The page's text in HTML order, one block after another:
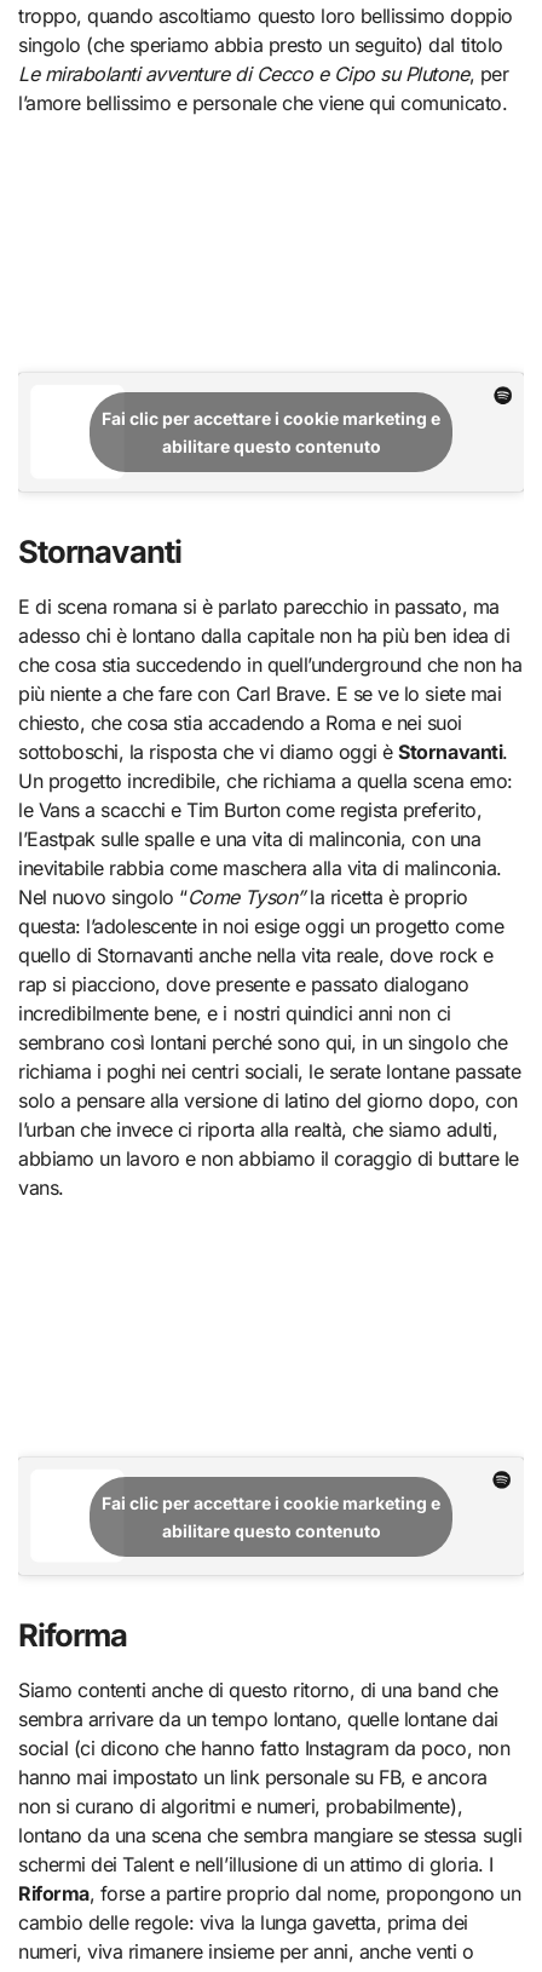
troppo, quando ascoltiamo questo loro bellissimo doppio
singolo (che speriamo abbia presto un seguito) dal titolo
Le mirabolanti avventure di Cecco e Cipo su Plutone, per
l’amore bellissimo e personale che viene qui comunicato.
Fai clic per accettare i cookie marketing e
abilitare questo contenuto
Stornavanti
E di scena romana si è parlato parecchio in passato, ma
adesso chi è lontano dalla capitale non ha più ben idea di
che cosa stia succedendo in quell’underground che non ha
più niente a che fare con Carl Brave. E se ve lo siete mai
chiesto, che cosa stia accadendo a Roma e nei suoi
sottoboschi, la risposta che vi diamo oggi èStornavanti.
Un progetto incredibile, che richiama a quella scena emo:
le Vans a scacchi e Tim Burton come regista preferito,
l’Eastpak sulle spalle e una vita di malinconia, con una
inevitabile rabbia come maschera alla vita di malinconia.
Nel nuovo singolo “Come Tyson”la ricetta è proprio
questa: l’adolescente in noi esige oggi un progetto come
quello di Stornavanti anche nella vita reale, dove rock e
rap si piacciono, dove presente e passato dialogano
incredibilmente bene, e i nostri quindici anni non ci
sembrano così lontani perché sono qui, in un singolo che
richiama i poghi nei centri sociali, le serate lontane passate
solo a pensare alla versione di latino del giorno dopo, con
l’urban che invece ci riporta alla realtà, che siamo adulti,
abbiamo un lavoro e non abbiamo il coraggio di buttare le
vans.
Fai clic per accettare i cookie marketing e
abilitare questo contenuto
Riforma
Siamo contenti anche di questo ritorno, di una band che
sembra arrivare da un tempo lontano, quelle lontane dai
social (ci dicono che hanno fatto Instagram da poco, non
hanno mai impostato un link personale su FB, e ancora
non si curano di algoritmi e numeri, probabilmente),
lontano da una scena che sembra mangiare se stessa sugli
schermi dei Talent e nell’illusione di un attimo di gloria. I
Riforma, forse a partire proprio dal nome, propongono un
cambio delle regole: viva la lunga gavetta, prima dei
numeri, viva rimanere insieme per anni, anche venti o